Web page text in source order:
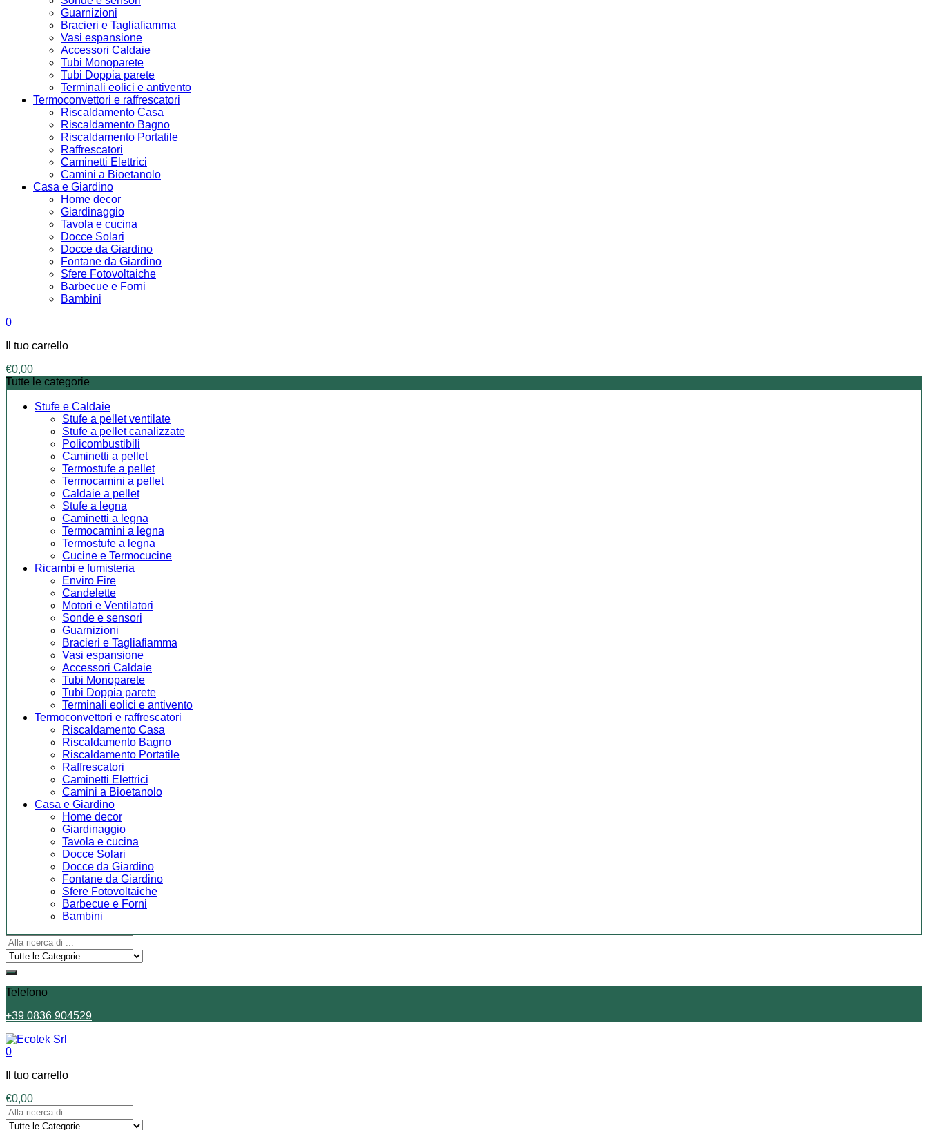
Guarnizioni
Bracieri e Tagliafiamma
Vasi espansione
Accessori Caldaie
Tubi Monoparete
Tubi Doppia parete
Terminali eolici e antivento
Termoconvettori e raffrescatori
Riscaldamento Casa
Riscaldamento Bagno
Riscaldamento Portatile
Raffrescatori
Caminetti Elettrici
Camini a Bioetanolo
Casa e Giardino
Home decor
Giardinaggio
Tavola e cucina
Docce Solari
Docce da Giardino
Fontane da Giardino
Sfere Fotovoltaiche
Barbecue e Forni
Bambini
0
Il tuo carrello
€0,00
Tutte le categorie
Stufe e Caldaie
Stufe a pellet ventilate
Stufe a pellet canalizzate
Policombustibili
Caminetti a pellet
Termostufe a pellet
Termocamini a pellet
Caldaie a pellet
Stufe a legna
Caminetti a legna
Termocamini a legna
Termostufe a legna
Cucine e Termocucine
Ricambi e fumisteria
Enviro Fire
Candelette
Motori e Ventilatori
Sonde e sensori
Guarnizioni
Bracieri e Tagliafiamma
Vasi espansione
Accessori Caldaie
Tubi Monoparete
Tubi Doppia parete
Terminali eolici e antivento
Termoconvettori e raffrescatori
Riscaldamento Casa
Riscaldamento Bagno
Riscaldamento Portatile
Raffrescatori
Caminetti Elettrici
Camini a Bioetanolo
Casa e Giardino
Home decor
Giardinaggio
Tavola e cucina
Docce Solari
Docce da Giardino
Fontane da Giardino
Sfere Fotovoltaiche
Barbecue e Forni
Bambini
Telefono
+39 0836 904529
0
Il tuo carrello
€0,00